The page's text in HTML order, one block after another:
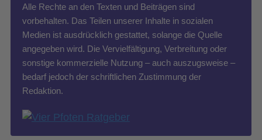
Alle Rechte an den Texten und Beiträgen sind
vorbehalten. Das Teilen unserer Inhalte in sozialen
Medien ist ausdrücklich gestattet, solange die Quelle
angegeben wird. Die Vervielfältigung, Verbreitung oder
sonstige kommerzielle Nutzung – auch auszugsweise –
bedarf jedoch der schriftlichen Zustimmung der
Redaktion.